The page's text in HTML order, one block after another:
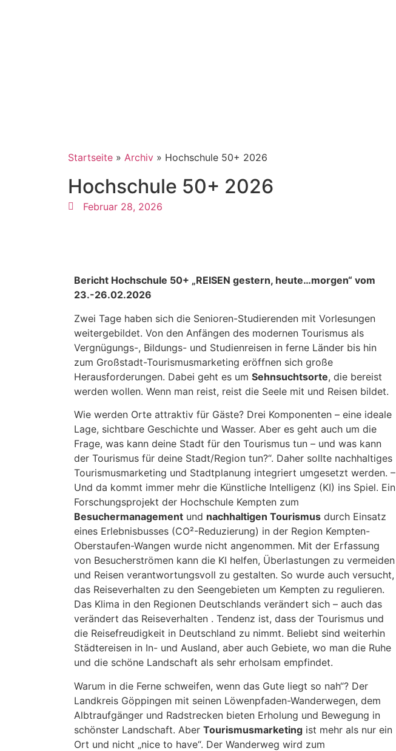
Startseite » Archiv » Hochschule 50+ 2026
Hochschule 50+ 2026
Februar 28, 2026
Bericht Hochschule 50+ „REISEN gestern, heute…morgen“ vom
23.-26.02.2026
Zwei Tage haben sich die Senioren-Studierenden mit Vorlesungen
weitergebildet. Von den Anfängen des modernen Tourismus als
Vergnügungs-, Bildungs- und Studienreisen in ferne Länder bis hin
zum Großstadt-Tourismusmarketing eröffnen sich große
Herausforderungen. Dabei geht es um Sehnsuchtsorte, die bereist
werden wollen. Wenn man reist, reist die Seele mit und Reisen bildet.
Wie werden Orte attraktiv für Gäste? Drei Komponenten – eine ideale
Lage, sichtbare Geschichte und Wasser. Aber es geht auch um die
Frage, was kann deine Stadt für den Tourismus tun – und was kann
der Tourismus für deine Stadt/Region tun?“. Daher sollte nachhaltiges
Tourismusmarketing und Stadtplanung integriert umgesetzt werden. –
Und da kommt immer mehr die Künstliche Intelligenz (KI) ins Spiel. Ein
Forschungsprojekt der Hochschule Kempten zum
Besuchermanagement und nachhaltigen Tourismus durch Einsatz
eines Erlebnisbusses (CO²-Reduzierung) in der Region Kempten-
Oberstaufen-Wangen wurde nicht angenommen. Mit der Erfassung
von Besucherströmen kann die KI helfen, Überlastungen zu vermeiden
und Reisen verantwortungsvoll zu gestalten. So wurde auch versucht,
das Reiseverhalten zu den Seengebieten um Kempten zu regulieren.
Das Klima in den Regionen Deutschlands verändert sich – auch das
verändert das Reiseverhalten . Tendenz ist, dass der Tourismus und
die Reisefreudigkeit in Deutschland zu nimmt. Beliebt sind weiterhin
Städtereisen in In- und Ausland, aber auch Gebiete, wo man die Ruhe
und die schöne Landschaft als sehr erholsam empfindet.
Warum in die Ferne schweifen, wenn das Gute liegt so nah“? Der
Landkreis Göppingen mit seinen Löwenpfaden-Wanderwegen, dem
Albtraufgänger und Radstrecken bieten Erholung und Bewegung in
schönster Landschaft. Aber Tourismusmarketing ist mehr als nur ein
Ort und nicht „nice to have“. Der Wanderweg wird zum